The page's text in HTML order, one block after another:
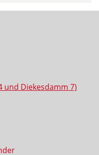
und Diekesdamm 7)